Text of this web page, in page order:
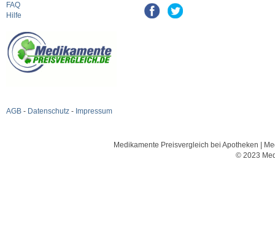
FAQ
Hilfe
AGB - Datenschutz - Impressum
Medikamente Preisvergleich bei Apotheken |
© 2023